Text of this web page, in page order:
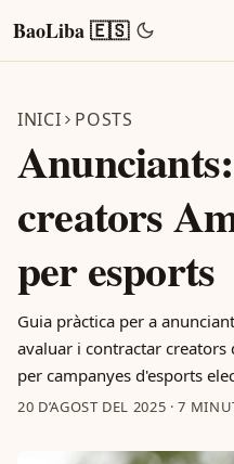
BaoLiba 🇪🇸
INICI POSTS
creators
per esports
Guia pràctica per a
avaluar i contractar creators
per campanyes d'esports
20 D’AGOST DEL 2025 ·7